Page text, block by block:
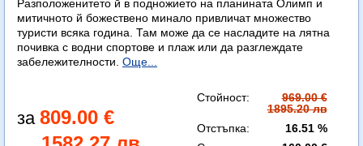
Разположенитето й в подножието на планината Олимп и
митичното й божествено минало привличат множество
туристи всяка година. Там може да се насладите на лятна
почивка с водни спортове и плаж или да разглеждате
забележителности. Още...
809.00 €
Стойност:
969.00 €
1895.20 лв
Отстъпка:
16.51 %